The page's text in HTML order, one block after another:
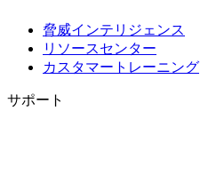
脅威インテリジェンス
リソースセンター
カスタマートレーニング
サポート